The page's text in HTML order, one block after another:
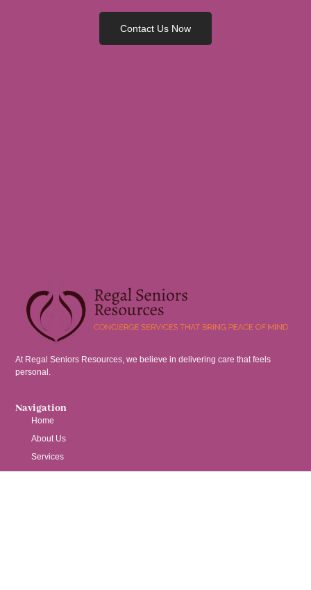
Contact Us Now
At Regal Seniors Resources, we believe in delivering care that feels
personal.
Navigation
Home
About Us
Services